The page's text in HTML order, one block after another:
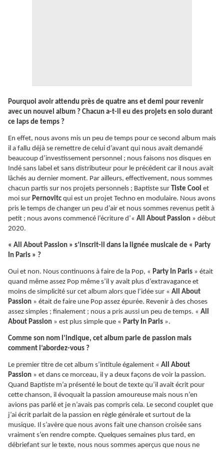
Pourquoi avoir attendu près de quatre ans et demi pour revenir
avec un nouvel album ? Chacun a-t-il eu des projets en solo durant
ce laps de temps ?
En effet, nous avons mis un peu de temps pour ce second album mais
il a fallu déjà se remettre de celui d’avant qui nous avait demandé
beaucoup d’investissement personnel ; nous faisons nos disques en
Indé sans label et sans distributeur pour le précédent car il nous avait
lâchés au dernier moment. Par ailleurs, effectivement, nous sommes
chacun partis sur nos projets personnels ; Baptiste sur Tiste Cool et
moi sur Pernovitc qui est un projet Techno en modulaire. Nous avons
pris le temps de changer un peu d’air et nous sommes revenus petit à
petit ; nous avons commencé l’écriture d’« All About Passion » début
2020.
« All About Passion » s’inscrit-il dans la lignée musicale de « Party
In Paris » ?
Oui et non. Nous continuons à faire de la Pop, « Party In Paris » était
quand même assez Pop même s’il y avait plus d’extravagance et
moins de simplicité sur cet album alors que l’idée sur « All About
Passion » était de faire une Pop assez épurée. Revenir à des choses
assez simples ; finalement ; nous a pris aussi un peu de temps. « All
About Passion » est plus simple que « Party In Paris ».
Comme son nom l’indique, cet album parle de passion mais
comment l’abordez-vous ?
Le premier titre de cet album s’intitule également « All About
Passion » et dans ce morceau, il y a deux façons de voir la passion.
Quand Baptiste m’a présenté le bout de texte qu’il avait écrit pour
cette chanson, il évoquait la passion amoureuse mais nous n’en
avions pas parlé et je n’avais pas compris cela. Le second couplet que
j’ai écrit parlait de la passion en règle générale et surtout de la
musique. Il s’avère que nous avons fait une chanson croisée sans
vraiment s’en rendre compte. Quelques semaines plus tard, en
débriefant sur le texte, nous nous sommes aperçus que nous ne